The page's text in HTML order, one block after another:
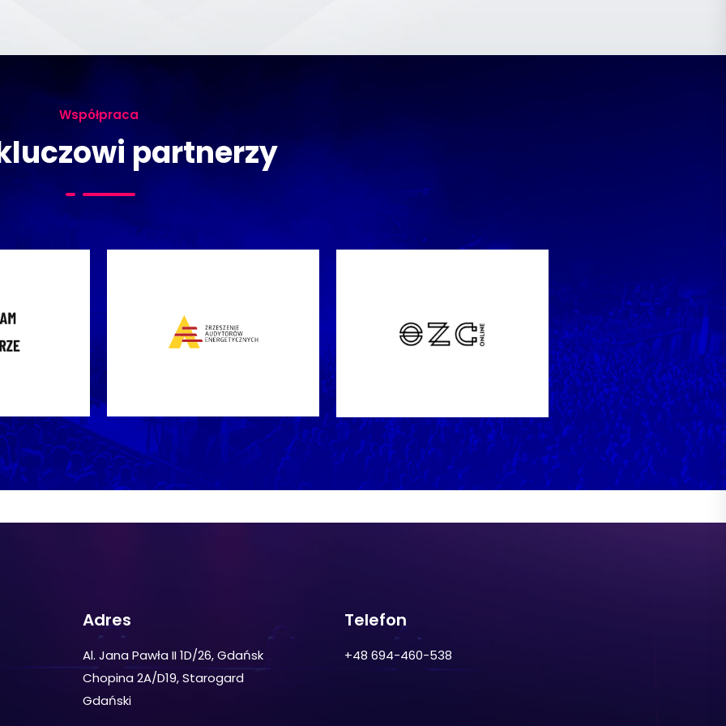
Współpraca
partnerzy
Adres
Al. Jana Pawła II 1D/26, Gdańsk
Chopina 2A/D19, Starogard
Gdański
Telefon
+48 694-460-538